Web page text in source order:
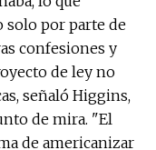
solo por parte de
confesiones y
de ley no
señaló Higgins,
de mira. "El
de americanizar